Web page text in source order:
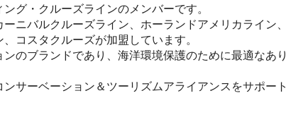
グ・クルーズラインのメンバーです。
ニバルクルーズライン、ホーランドアメリカライン、
コスタクルーズが加盟しています。
のブランドであり、海洋環境保護のために最適なあり
サーベーション＆ツーリズムアライアンスをサポート